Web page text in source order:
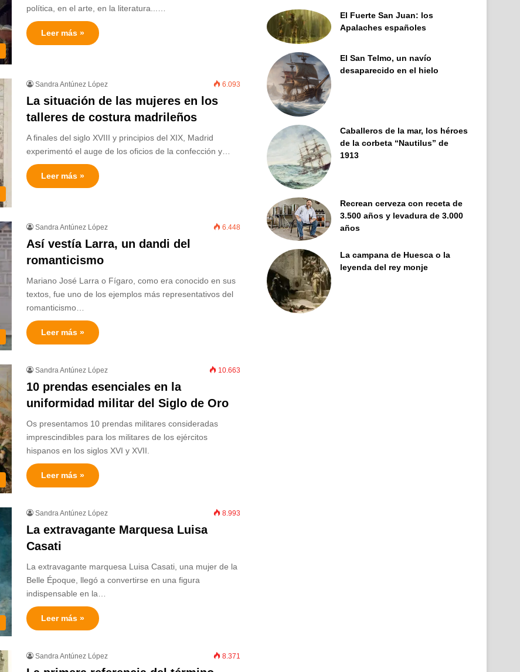
política, en el arte, en la literatura...…
Leer más »
Sandra Antúnez López 6.093
La situación de las mujeres en los
talleres de costura madrileños
A finales del siglo XVIII y principios del XIX, Madrid
experimentó el auge de los oficios de la confección y…
Leer más »
Sandra Antúnez López 6.448
Así vestía Larra, un dandi del
romanticismo
Mariano José Larra o Fígaro, como era conocido en sus
textos, fue uno de los ejemplos más representativos del
romanticismo…
Leer más »
Sandra Antúnez López 10.663
10 prendas esenciales en la
uniformidad militar del Siglo de Oro
Os presentamos 10 prendas militares consideradas
imprescindibles para los militares de los ejércitos
hispanos en los siglos XVI y XVII.
Leer más »
Sandra Antúnez López 8.993
La extravagante Marquesa Luisa
Casati
La extravagante marquesa Luisa Casati, una mujer de la
Belle Époque, llegó a convertirse en una figura
indispensable en la…
Leer más »
Sandra Antúnez López 8.371
El Fuerte San Juan: los
Apalaches españoles
El San Telmo, un navío
desaparecido en el hielo
Caballeros de la mar, los héroes
de la corbeta “Nautilus” de
1913
Recrean cerveza con receta de
3.500 años y levadura de 3.000
años
La campana de Huesca o la
leyenda del rey monje